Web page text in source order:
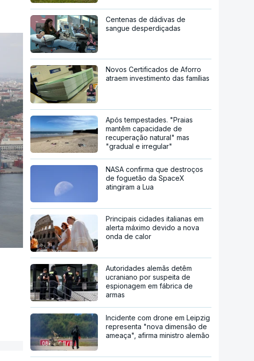
Centenas de dádivas de
sangue desperdiçadas
Novos Certificados de Aforro
atraem investimento das famílias
Após tempestades. "Praias
mantêm capacidade de
recuperação natural" mas
"gradual e irregular"
NASA confirma que destroços
de foguetão da SpaceX
atingiram a Lua
Principais cidades italianas em
alerta máximo devido a nova
onda de calor
Autoridades alemãs detêm
ucraniano por suspeita de
espionagem em fábrica de
armas
Incidente com drone em Leipzig
representa "nova dimensão de
ameaça", afirma ministro alemão